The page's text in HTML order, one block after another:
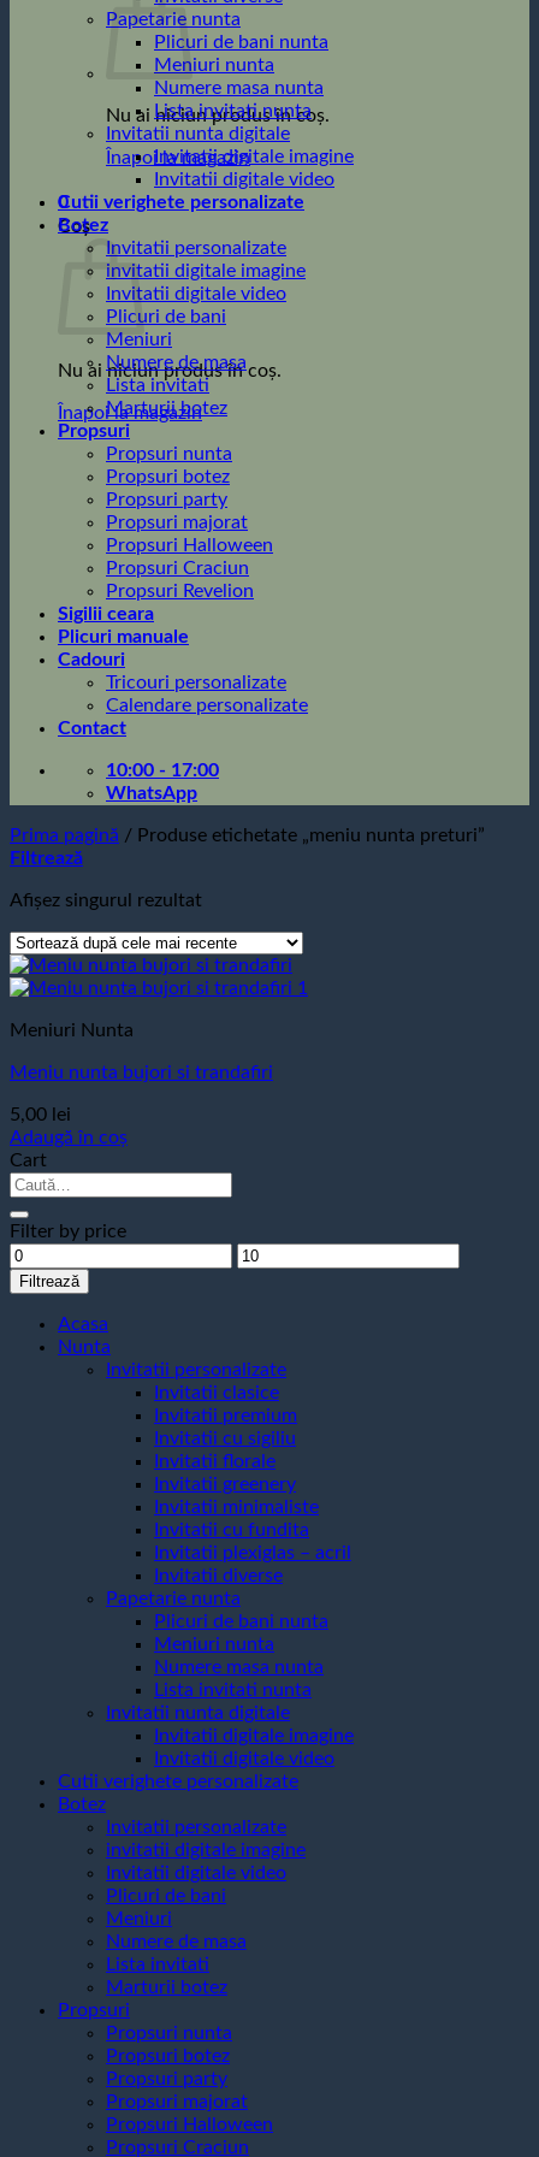
Nu ai niciun produs în coș.
Înapoi la magazin
0
Coș
Nu ai niciun produs în coș.
Înapoi la magazin
Papetarie nunta
Plicuri de bani nunta
Meniuri nunta
Numere masa nunta
Lista invitati nunta
Invitatii nunta digitale
Invitatii digitale imagine
Invitatii digitale video
Cutii verighete personalizate
Botez
Invitatii personalizate
invitatii digitale imagine
Invitatii digitale video
Plicuri de bani
Meniuri
Numere de masa
Lista invitati
Marturii botez
Propsuri
Propsuri nunta
Propsuri botez
Propsuri party
Propsuri majorat
Propsuri Halloween
Propsuri Craciun
Propsuri Revelion
Sigilii ceara
Plicuri manuale
Cadouri
Tricouri personalizate
Calendare personalizate
Contact
10:00 - 17:00
WhatsApp
Prima pagină / Produse etichetate „meniu nunta preturi”
Filtrează
Afișez singurul rezultat
Meniuri Nunta
Meniu nunta bujori si trandafiri
5,00 lei
Adaugă în coș
Cart
Caută
Filter by price
Preț
minim
Preț
Filtrează
Acasa
Nunta
Invitatii personalizate
Invitatii clasice
Invitatii premium
Invitatii cu sigiliu
Invitatii florale
Invitatii greenery
Invitatii minimaliste
Invitatii cu fundita
Invitatii plexiglas – acril
Invitatii diverse
Papetarie nunta
Plicuri de bani nunta
Meniuri nunta
Numere masa nunta
Lista invitati nunta
Invitatii nunta digitale
Invitatii digitale imagine
Invitatii digitale video
Cutii verighete personalizate
Botez
Invitatii personalizate
invitatii digitale imagine
Invitatii digitale video
Plicuri de bani
Meniuri
Numere de masa
Lista invitati
Marturii botez
Propsuri
Propsuri nunta
Propsuri botez
Propsuri party
Propsuri majorat
Propsuri Halloween
Propsuri Craciun